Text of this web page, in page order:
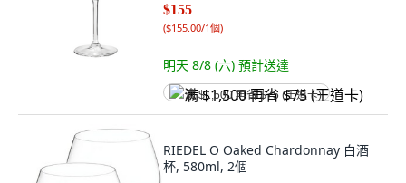
$155
($155.00/1個)
明天 8/8 (六) 預計送達
满 $1,500 再省 $75 (王道卡)
RIEDEL O Oaked Chardonnay 白酒
杯, 580ml, 2個